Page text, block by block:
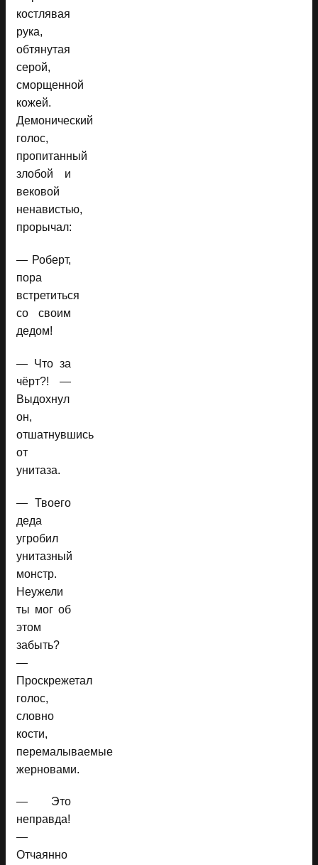
костлявая
рука,
обтянутая
серой,
сморщенной
кожей.
Демонический
голос,
пропитанный
злобой и
вековой
ненавистью,
прорычал:
— Роберт,
пора
встретиться
со своим
дедом!
— Что за
чёрт?! —
Выдохнул
он,
отшатнувшись
от
унитаза.
— Твоего
деда
угробил
унитазный
монстр.
Неужели
ты мог об
этом
забыть?
—
Проскрежетал
голос,
словно
кости,
перемалываемые
жерновами.
— Это
неправда!
—
Отчаянно